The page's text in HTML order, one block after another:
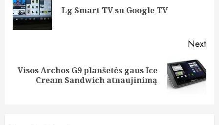
Lg Smart TV su Google TV
Next
Next
Visos Archos G9 planšetės gaus Ice
Cream Sandwich atnaujinimą